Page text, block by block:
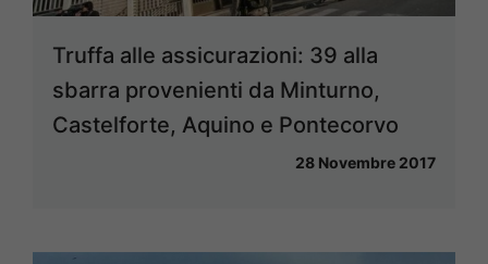
Truffa alle assicurazioni: 39 alla
sbarra provenienti da Minturno,
Castelforte, Aquino e Pontecorvo
28 Novembre 2017